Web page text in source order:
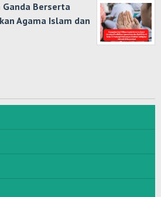
Berserta
Agama Islam dan